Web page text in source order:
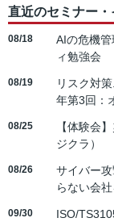
直近のセミナー・
08/18
AIの危機
ィ勉強会
08/19
リスク対
年第3回：
08/25
【体験会
ジクラ）
08/26
サイバー
らない会
09/30 ISO/